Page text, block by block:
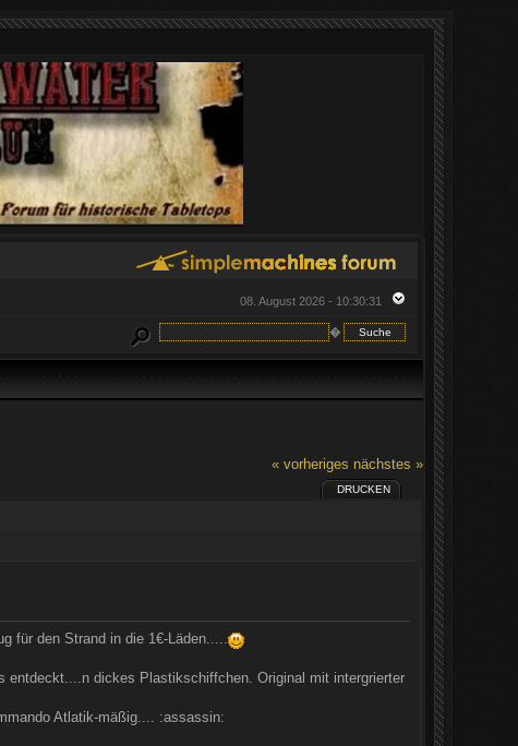
08. August 2026 - 10:30:31
�
« vorheriges nächstes »
DRUCKEN
für den Strand in die 1€-Läden.....
entdeckt....n dickes Plastikschiffchen. Original mit intergrierter
Atlatik-mäßig.... :assassin: